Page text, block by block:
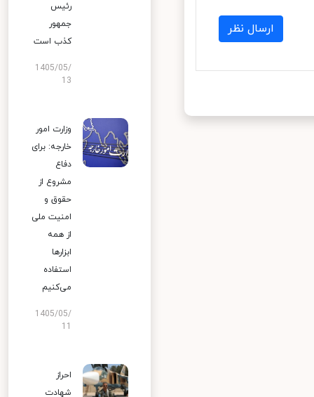
ارسال نظر
رئیس
جمهور
کذب است
1405/05/
13
وزارت امور
خارجه: برای
دفاع
مشروع از
حقوق و
امنیت ملی
از همه
ابزارها
استفاده
می‌کنیم
1405/05/
احراز
شهادت